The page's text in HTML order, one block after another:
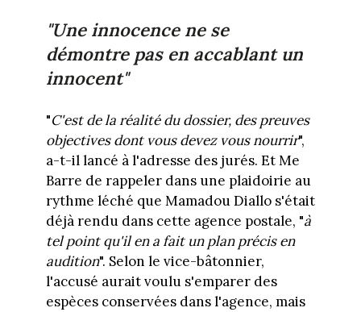
"Une innocence ne se
démontre pas en accablant un
innocent"
"C'est de la réalité du dossier, des preuves
objectives dont vous devez vous nourrir",
a-t-il lancé à l'adresse des jurés. Et Me
Barre de rappeler dans une plaidoirie au
rythme léché que Mamadou Diallo s'était
déjà rendu dans cette agence postale, "à
tel point qu'il en a fait un plan précis en
audition". Selon le vice-bâtonnier,
l'accusé aurait voulu s'emparer des
espèces conservées dans l'agence, mais